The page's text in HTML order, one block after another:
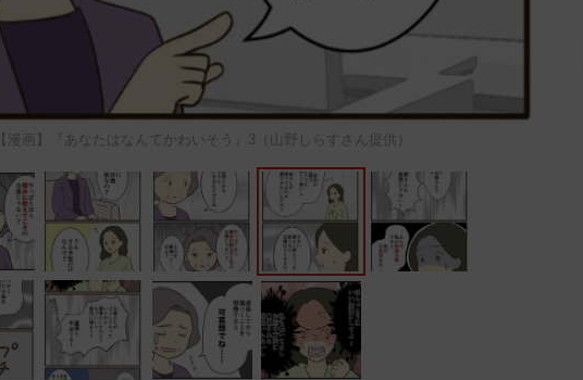
【漫画】『あなたはなんてかわいそう』3（山野しらすさん提供）